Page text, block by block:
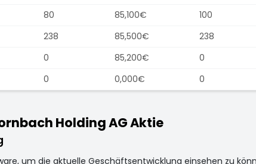
80 85,100€ 100
238 85,500€ 238
0 85,200€ 0
0 0,000€ 0
Holding AG Aktie
um die aktuelle Geschäftsentwicklung einsehen zu